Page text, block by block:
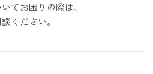
てお困りの際は、
ください。